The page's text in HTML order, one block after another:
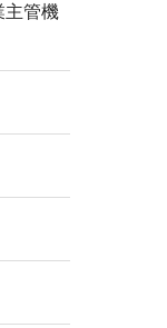
主管機